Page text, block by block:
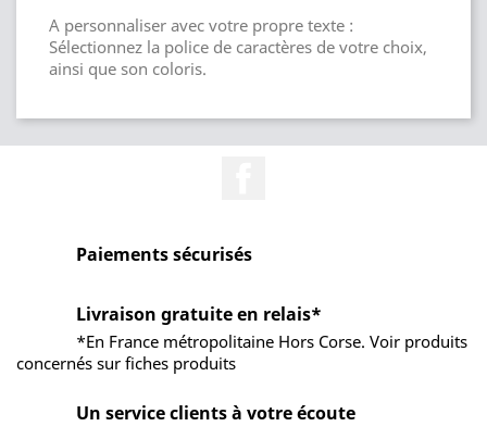
A personnaliser avec votre propre texte :
Sélectionnez la police de caractères de votre choix,
ainsi que son coloris.
Paiements sécurisés
Livraison gratuite en relais*
*En France métropolitaine Hors Corse. Voir produits
concernés sur fiches produits
Un service clients à votre écoute